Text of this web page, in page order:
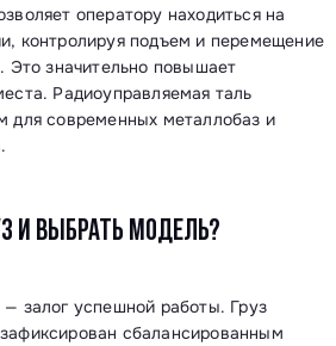
оператору находиться на
контролируя подъем и перемещение
Это значительно повышает
Радиоуправляемая таль
для современных металлобаз и
И ВЫБРАТЬ МОДЕЛЬ?
— залог успешной работы. Груз
сбалансированным